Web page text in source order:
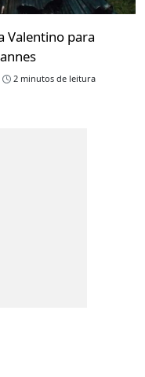
Valentino para
2 minutos de leitura